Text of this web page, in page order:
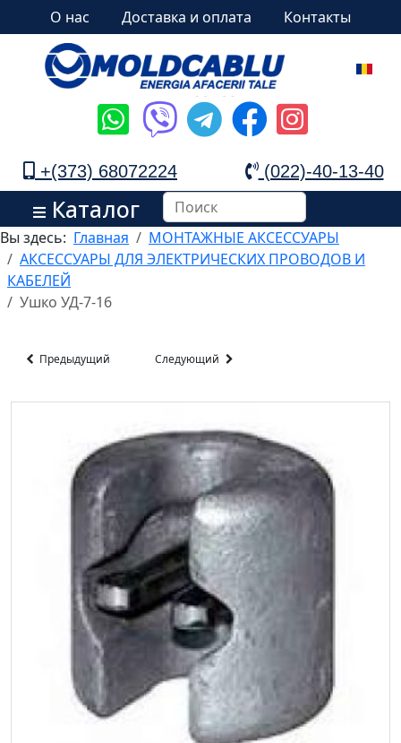
О нас Доставка и оплата Контакты
+(373) 68072224 (022)-40-13-40
Каталог
Вы здесь: Главная
МОНТАЖНЫЕ АКСЕССУАРЫ
АКСЕССУАРЫ ДЛЯ ЭЛЕКТРИЧЕСКИХ ПРОВОДОВ И
КАБЕЛЕЙ
Ушко УД-7-16
Предыдущий Следующий